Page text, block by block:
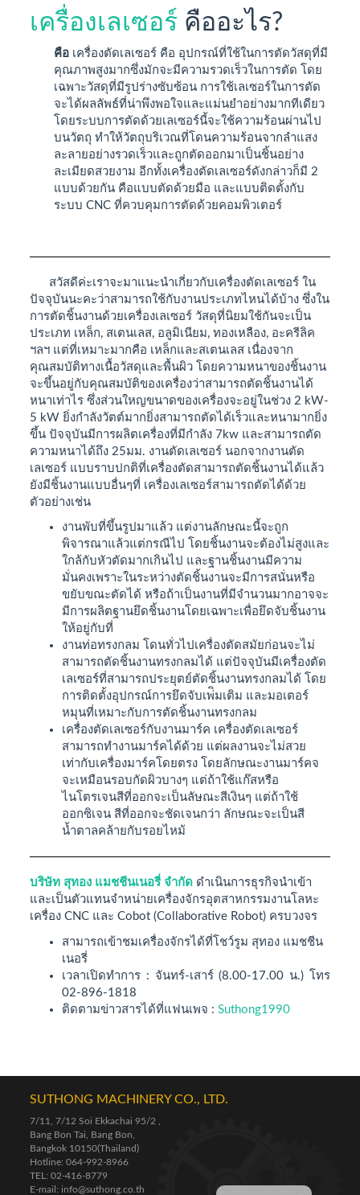
เครื่องเลเซอร์ คืออะไร?
คือ เครื่องตัดเลเซอร์ คือ อุปกรณ์ที่ใช้ในการตัดวัสดุที่มี
คุณภาพสูงมากซึ่งมักจะมีความรวดเร็วในการตัด โดย
เฉพาะวัสดุที่มีรูปร่างซับซ้อน การใช้เลเซอร์ในการตัด
จะได้ผลลัพธ์ที่น่าพึงพอใจและแม่นยำอย่างมากทีเดียว
โดยระบบการตัดด้วยเลเซอร์นี้จะใช้ความร้อนผ่านไป
บนวัตถุ ทำให้วัตถุบริเวณที่โดนความร้อนจากลำแสง
ละลายอย่างรวดเร็วและถูกตัดออกมาเป็นชิ้นอย่าง
ละเมียดสวยงาม อีกทั้งเครื่องตัดเลเซอร์ดังกล่าวก็มี 2
แบบด้วยกัน คือแบบตัดด้วยมือ และแบบติดตั้งกับ
ระบบ CNC ที่ควบคุมการตัดด้วยคอมพิวเตอร์
สวัสดีค่ะเราจะมาแนะนำเกี่ยวกับเครื่องตัดเลเซอร์ ใน
ปัจจุบันนะคะว่าสามารถใช้กับงานประเภทไหนได้บ้าง ซึ่งใน
การตัดชิ้นงานด้วยเครื่องเลเซอร์ วัสดุที่นิยมใช้กันจะเป็น
ประเภท เหล็ก, สเตนเลส, อลูมิเนียม, ทองเหลือง, อะครีลิค
ฯลฯ แต่ที่เหมาะมากคือ เหล็กและสเตนเลส เนื่องจาก
คุณสมบัติทางเนื้อวัสดุและพื้นผิว โดยความหนาของชิ้นงาน
จะขึ้นอยู่กับคุณสมบัติของเครื่องว่าสามารถตัดชิ้นงานได้
หนาเท่าไร ซึ่งส่วนใหญขนาดของเครื่องจะอยู่ในช่วง 2 kW-
5 kW ยิ่งกำลังวัตต์มากยิ่งสามารถตัดได้เร็วและหนามากยิ่ง
ขึ้น ปัจจุบันมีการผลิตเครื่องที่มีกำลัง 7kw และสามารถตัด
ความหนาได้ถึง 25มม. งานตัดเลเซอร์ นอกจากงานตัด
เลเซอร์ แบบราบปกติที่เครื่องตัดสามารถตัดชิ้นงานได้แล้ว
ยังมีชิ้นงานแบบอื่นๆที่ เครื่องเลเซอร์สามารถตัดได้ด้วย
ตัวอย่างเช่น
งานพับที่ขึ้นรูปมาแล้ว แต่งานลักษณะนี้จะถูก
พิจารณาแล้วแต่กรณีไป โดยชิ้นงานจะต้องไม่สูงและ
ใกล้กับหัวตัดมากเกินไป และฐานชิ้นงานมีความ
มั่นคงเพราะในระหว่างตัดชิ้นงานจะมีการสนั่นหรือ
ขยับขณะตัดได้ หรือถ้าเป็นงานที่มีจำนวนมากอาจจะ
มีการผลิตฐานยึดชิ้นงานโดยเฉพาะเพื่อยึดจับชิ้นงาน
ให้อยู่กับที่
งานท่อทรงกลม โดนทั่วไปเครื่องตัดสมัยก่อนจะไม่
สามารถตัดชิ้นงานทรงกลมได้ แต่ปัจจุบันมีเครื่องตัด
เลเซอร์ที่สามารถประยุตย์ตัดชิ้นงานทรงกลมได้ โดย
การติดตั้งอุปกรณ์การยึดจับเพ่ิมเติม และมอเตอร์
หมุนที่เหมาะกับการตัดชิ้นงานทรงกลม
เครื่องตัดเลเซอร์กับงานมาร์ค เครื่องตัดเลเซอร์
สามารถทำงานมาร์คได้ด้วย แต่ผลงานจะไม่สวย
เท่ากับเครื่องมาร์คโดยตรง โดยลักษณะงานมาร์คจ
จะเหมือนรอบกัดผิวบางๆ แต่ถ้าใช้แก๊สหรือ
ไนโตรเจนสีที่ออกจะเป็นลัษณะสีเงินๆ แต่ถ้าใช้
ออกซิเจน สีที่ออกจะชัดเจนกว่า ลักษณะจะเป็นสี
น้ำตาลคล้ายกับรอยไหม้
บริษัท สุทอง แมชชีนเนอรี่ จำกัด ดำเนินการธุรกิจนำเข้า
และเป็นตัวแทนจำหน่ายเครื่องจักรอุตสาหกรรมงานโลหะ
เครื่อง CNC และ Cobot (Collaborative Robot) ครบวงจร
สามารถเข้าชมเครื่องจักรได้ที่โชว์รูม สุทอง แมชชีน
เนอรี่
เวลาเปิดทำการ : จันทร์-เสาร์ (8.00-17.00 น.) โทร
02-896-1818
ติดตามข่าวสารได้ที่แฟนเพจ :Suthong1990
SUTHONG MACHINERY CO., LTD.
7/11, 7/12 Soi Ekkachai 95/2 ,
Bang Bon Tai, Bang Bon,
Bangkok 10150(Thailand)
Hotline: 064-992-8966
TEL: 02-416-8779
E-mail: info@suthong.co.th